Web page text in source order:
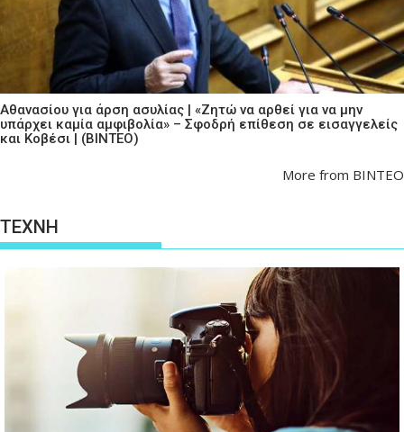
Αθανασίου για άρση ασυλίας | «Ζητώ να αρθεί για να μην
υπάρχει καμία αμφιβολία» – Σφοδρή επίθεση σε εισαγγελείς
και Κοβέσι | (ΒΙΝΤΕΟ)
More from ΒΙΝΤΕΟ
ΤΕΧΝΗ